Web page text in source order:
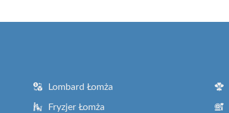
Lombard Łomża
Fryzjer Łomża